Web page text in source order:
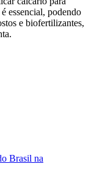
essencial, podendo
e biofertilizantes,
Brasil na